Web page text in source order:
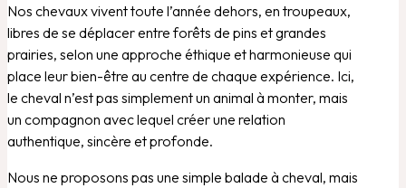
Nos chevaux vivent toute l’année dehors, en troupeaux,
libres de se déplacer entre forêts de pins et grandes
prairies, selon une approche éthique et harmonieuse qui
place leur bien-être au centre de chaque expérience. Ici,
le cheval n’est pas simplement un animal à monter, mais
un compagnon avec lequel créer une relation
authentique, sincère et profonde.
Nous ne proposons pas une simple balade à cheval, mais